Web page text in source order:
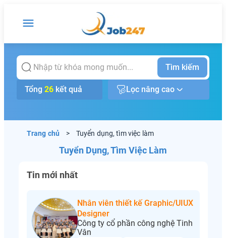
Tìm kiếm
Tổng 26 kết quả Lọc nâng cao
Trang chủ > Tuyển dụng, tìm việc làm
Tuyển Dụng, Tìm Việc Làm
Tin mới nhất
Nhân viên thiết kế Graphic/UIUX
Designer
Công ty cổ phần công nghệ Tinh
Vân